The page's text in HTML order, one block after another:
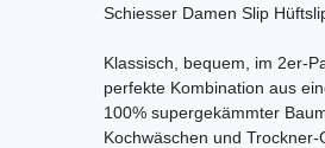
Schiesser Damen Slip
Klassisch, bequem, im 2er-
perfekte Kombination aus
100% supergekämmter
Kochwäschen und